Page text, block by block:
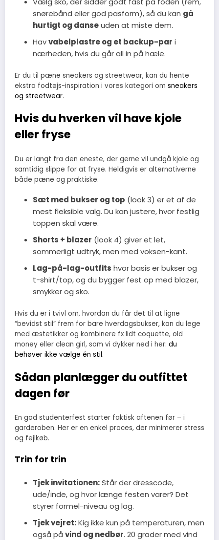
snørebånd eller god pasform), så du kan gå
hurtigt og danseuden at miste dem.
Havvabelplastre og et backup-par i
nærheden, hvis du går all in på hæle.
Er du til pæne sneakers og streetwear, kan du hente
ekstra fodtøjs-inspiration i vores kategori om sneakers
og streetwear.
Hvis du hverken vil have kjole
eller fryse
Du er langt fra den eneste, der gerne vil undgå kjole og
samtidig slippe for at fryse. Heldigvis er alternativerne
både pæne og praktiske.
Sæt med bukser og top (look 3) er et af de
mest fleksible valg. Du kan justere, hvor festlig
toppen skal være.
Shorts + blazer (look 4) giver et let,
sommerligt udtryk, men med voksen-kant.
Lag-på-lag-outfits hvor basis er bukser og
t-shirt/top, og du bygger fest op med blazer,
smykker og sko.
Hvis du er i tvivl om, hvordan du får det til at ligne
“bevidst stil” frem for bare hverdagsbukser, kan du lege
med æstetikker og kombinere fx lidt coquette, old
money eller clean girl, som vi dykker ned i her: du
behøver ikke vælge én stil.
Sådan planlægger du outfittet
dagen før
En god studenterfest starter faktisk aftenen før – i
garderoben. Her er en enkel proces, der minimerer stress
og fejlkøb.
Trin for trin
Tjek invitationen:Står der dresscode,
ude/inde, og hvor længe festen varer? Det
styrer formel-niveau og lag.
Tjek vejret:Kig ikke kun på temperaturen, men
også på vind og nedbør. 20 grader med vind